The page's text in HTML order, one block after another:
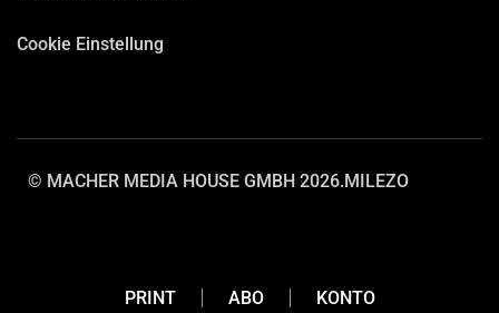
Cookie Einstellung
© MACHER MEDIA HOUSE GMBH 2026.MILEZO
PRINT ABO KONTO